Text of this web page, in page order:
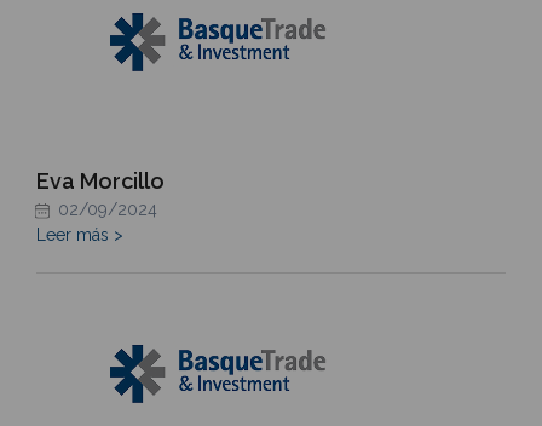
Eva Morcillo
02/09/2024
Leer más >